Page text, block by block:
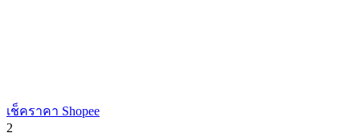
เช็คราคา Shopee
2